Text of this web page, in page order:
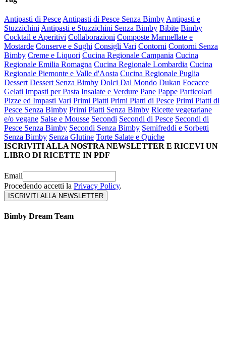
Antipasti di Pesce Antipasti di Pesce Senza Bimby Antipasti e
Stuzzichini Antipasti e Stuzzichini Senza Bimby Bibite Bimby
Cocktail e Aperitivi Collaborazioni Composte Marmellate e
Mostarde Conserve e Sughi Consigli Vari Contorni Contorni Senza
Bimby Creme e Liquori Cucina Regionale Campania Cucina
Regionale Emilia Romagna Cucina Regionale Lombardia Cucina
Regionale Piemonte e Valle d'Aosta Cucina Regionale Puglia
Dessert Dessert Senza Bimby Dolci Dal Mondo Dukan Focacce
Gelati Impasti per Pasta Insalate e Verdure Pane Pappe Particolari
Pizze ed Impasti Vari Primi Piatti Primi Piatti di Pesce Primi Piatti di
Pesce Senza Bimby Primi Piatti Senza Bimby Ricette vegetariane
e/o vegane Salse e Mousse Secondi Secondi di Pesce Secondi di
Pesce Senza Bimby Secondi Senza Bimby Semifreddi e Sorbetti
Senza Bimby Senza Glutine Torte Salate e Quiche
ISCRIVITI ALLA NOSTRA NEWSLETTER E RICEVI UN
LIBRO DI RICETTE IN PDF
Email
Procedendo accetti la Privacy Policy.
Bimby Dream Team